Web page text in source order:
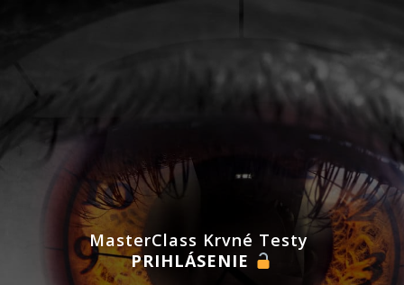
MasterClass Krvné Testy
PRIHLÁSENIE